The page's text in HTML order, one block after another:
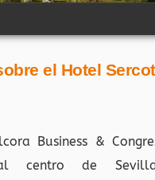
el Hotel
Business &
centro de Sevilla